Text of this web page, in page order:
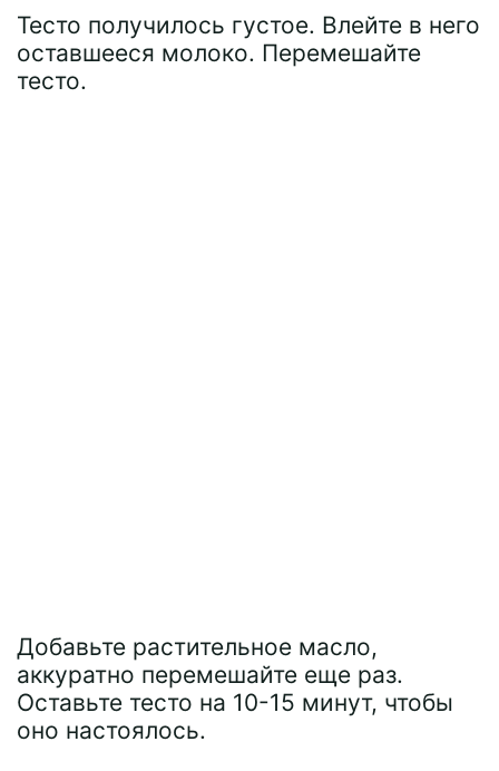
Тесто получилось густое. Влейте в него
оставшееся молоко. Перемешайте
тесто.
Добавьте растительное масло,
аккуратно перемешайте еще раз.
Оставьте тесто на 10-15 минут, чтобы
оно настоялось.